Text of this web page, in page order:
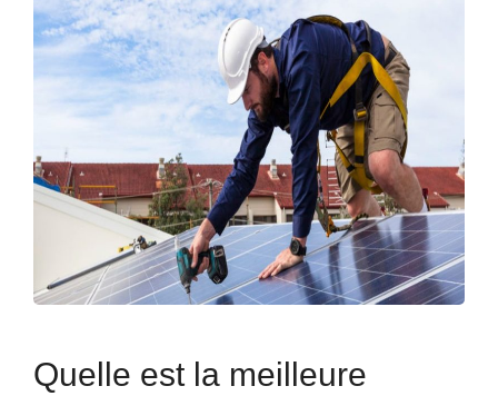
Quelle est la meilleure